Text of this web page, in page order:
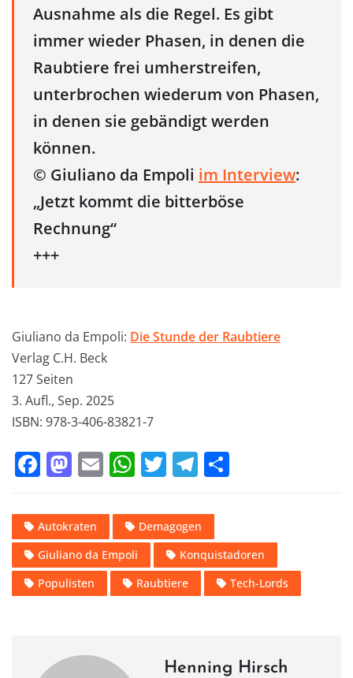
Ausnahme als die Regel. Es gibt
immer wieder Phasen, in denen die
Raubtiere frei umherstreifen,
unterbrochen wiederum von Phasen,
in denen sie gebändigt werden
können.
© Giuliano da Empoli im Interview:
„Jetzt kommt die bitterböse
Rechnung“
+++
Giuliano da Empoli: Die Stunde der Raubtiere
Verlag C.H. Beck
127 Seiten
3. Aufl., Sep. 2025
ISBN: 978-3-406-83821-7
F
c
e
b
o
M
st
o
d
o
E
ai
l
W
at
s
A
p
T
it
te
r
T
e
gr
a
m
n
Autokraten
Demagogen
Giuliano da Empoli
Konquistadoren
Populisten
Raubtiere Tech-Lords
Henning Hirsch